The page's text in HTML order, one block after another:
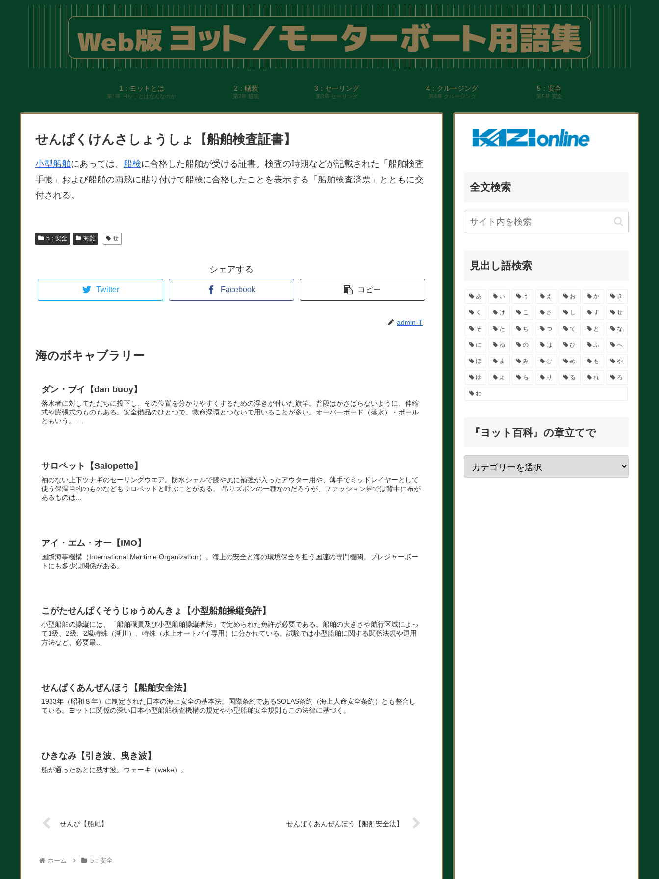
1：ヨットとは
第1章 ヨットとはなんなのか
2：艤装
第2章 艤装
3：セーリング
第3章 セーリング
4：クルージング
第4章 クルージング
5：安全
第5章 安全
せんぱくけんさしょうしょ【船舶検査証書】
小型船舶にあっては、 船検に合格した船舶が受ける証書。検査の時期などが記載された「船舶検査
手帳」および船舶の両舷に貼り付けて船検に合格したことを表示する「船舶検査済票」とともに交
付される。
5：安全 海難 せ
シェアする
Twitter Facebook コピー
admin-T
海のボキャブラリー
ダン・ブイ【dan buoy】
落水者に対してただちに投下し、その位置を分かりやすくするための浮きが付いた旗竿。普段はかさばらないように、伸縮
式や膨張式のものもある。安全備品のひとつで、救命浮環とつないで用いることが多い。オーバーボード（落水）・ポール
サロペット【Salopette】
袖のない上下ツナギのセーリングウエア。防水シェルで膝や尻に補強が入ったアウター用や、薄手でミッドレイヤーとして
使う保温目的のものなどもサロペットと呼ぶことがある。 吊りズボンの一種なのだろうが、ファッション界では背中に布が
あるものは...
アイ・エム・オー【IMO】
国際海事機構（International Maritime Organization）。海上の安全と海の環境保全を担う国連の専門機関。プレジャーボー
トにも多少は関係がある。
こがたせんぱくそうじゅうめんきょ【小型船舶操縦免許】
小型船舶の操縦には、「船舶職員及び小型船舶操縦者法」で定められた免許が必要である。船舶の大きさや航行区域によっ
て1級、2級、2級特殊（湖川）、特殊（水上オートバイ専用）に分かれている。試験では小型船舶に関する関係法規や運用
方法など、必要最...
せんぱくあんぜんほう【船舶安全法】
1933年（昭和８年）に制定された日本の海上安全の基本法。国際条約であるSOLAS条約（海上人命安全条約）とも整合し
ている。ヨットに関係の深い日本小型船舶検査機構の規定や小型船舶安全規則もこの法律に基づく。
ひきなみ【引き波、曳き波】
船が通ったあとに残す波。ウェーキ（wake）。
せんび【船尾】 せんぱくあんぜんほう【船舶安全法】
ホーム 5：安全
全文検索
見出し語検索
あ い う え お か き
く け こ さ し す せ
そ た ち つ て と な
に ね の は ひ ふ へ
ほ ま み む め も や
ゆ よ ら り る れ ろ
わ
『ヨット百科』の章立てで